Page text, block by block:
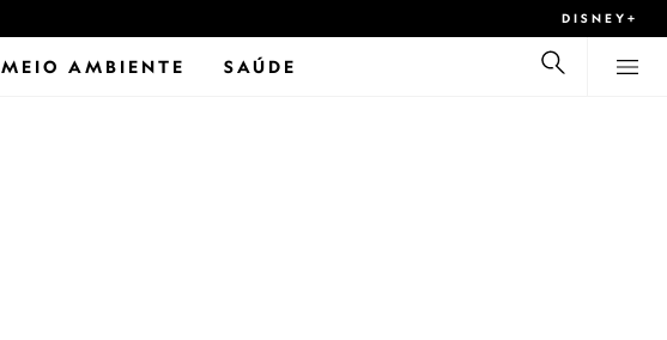
DISNEY+
MEIO AMBIENTE SAÚDE